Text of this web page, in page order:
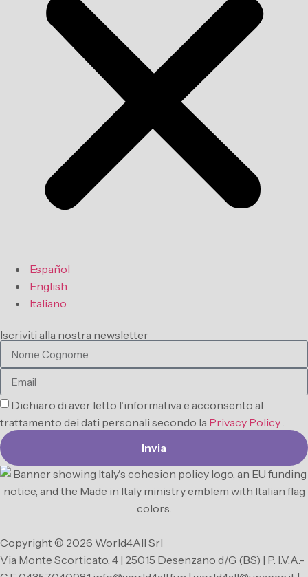
Español
English
Italiano
Iscriviti alla nostra newsletter
Dichiaro di aver letto l’informativa e acconsento al
trattamento dei dati personali secondo la Privacy Policy.
Invia
Copyright © 2026 World4All Srl
Via Monte Scorticato, 4 | 25015 Desenzano d/G (BS) | P. I.V.A.-